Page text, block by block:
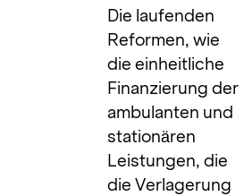
Die laufenden
Reformen, wie
die einheitliche
Finanzierung der
ambulanten und
stationären
Leistungen, die
die Verlagerung